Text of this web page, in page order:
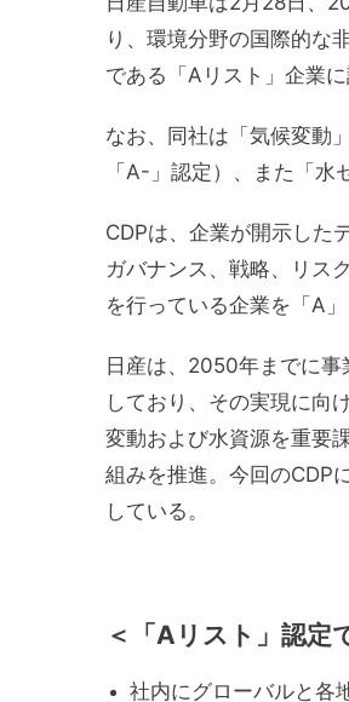
り、環境分野の国際的な
である「Aリスト」企業
なお、同社は「気候変動
「A-」認定）、また「水
CDPは、企業が開示した
ガバナンス、戦略、リス
を行っている企業を「A
日産は、2050年までに
しており、その実現に向
変動および水資源を重要
組みを推進。今回のCDP
している。
＜「Aリスト」認定
社内にグローバルと各